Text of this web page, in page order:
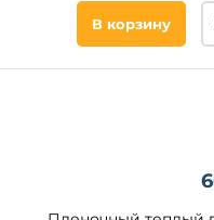
В корзину